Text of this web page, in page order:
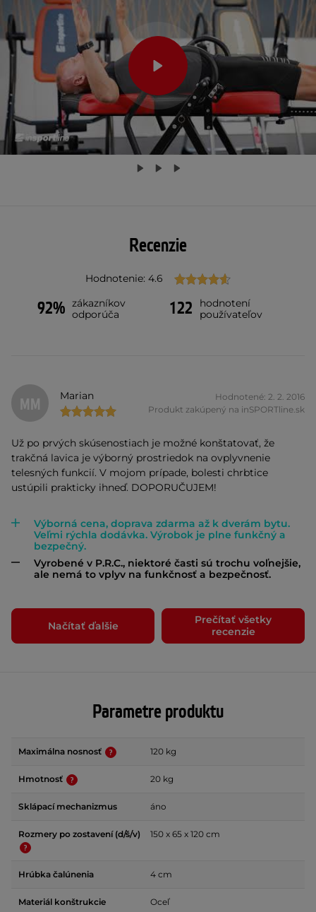
Recenzie
Hodnotenie: 4.6
92% zákazníkov
odporúča
122
hodnotení
používateľov
MM Marian
Hodnotené: 2. 2. 2016
Produkt zakúpený na inSPORTline.sk
Už po prvých skúsenostiach je možné konštatovať, že
trakčná lavica je výborný prostriedok na ovplyvnenie
telesných funkcií. V mojom prípade, bolesti chrbtice
ustúpili prakticky ihneď. DOPORUČUJEM!
Výborná cena, doprava zdarma až k dverám bytu.
Veľmi rýchla dodávka. Výrobok je plne funkčný a
bezpečný.
Vyrobené v P.R.C., niektoré časti sú trochu voľnejšie,
ale nemá to vplyv na funkčnosť a bezpečnosť.
Načítať ďalšie
Prečítať všetky
recenzie
Parametre produktu
Maximálna nosnosť 120 kg
Hmotnosť 20 kg
Sklápací mechanizmus áno
Rozmery po zostavení (d/š/v) 150 x 65 x 120 cm
Hrúbka čalúnenia 4 cm
Materiál konštrukcie Oceľ